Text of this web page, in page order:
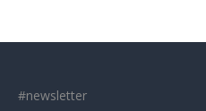
#newsletter